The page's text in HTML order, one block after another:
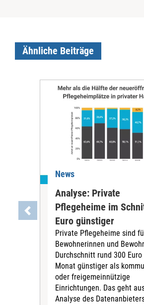
Ähnliche Beiträge
News
Analyse: Private
Pflegeheime im
Euro günstiger
Private Pflegeheime sind
Bewohnerinnen und
Durchschnitt rund 300 Euro
Monat günstiger als
oder freigemeinnützige
Einrichtungen. Das geht
Analyse des